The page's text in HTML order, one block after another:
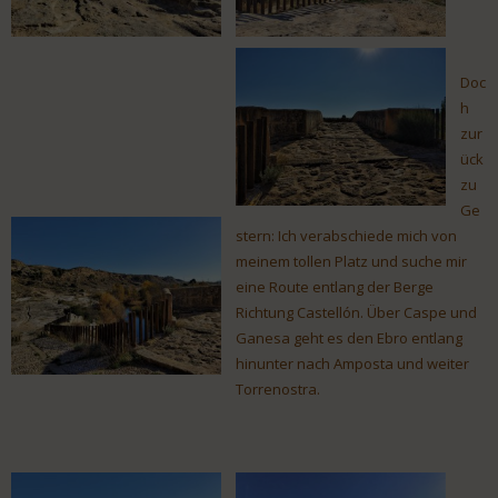
Doc
h
zur
ück
zu
Ge
stern: Ich verabschiede mich von
meinem tollen Platz und suche mir
eine Route entlang der Berge
Richtung Castellón. Über Caspe und
Ganesa geht es den Ebro entlang
hinunter nach Amposta und weiter
Torrenostra.